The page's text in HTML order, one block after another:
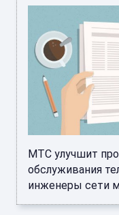
МТС улучшит
обслуживания
инженеры сети